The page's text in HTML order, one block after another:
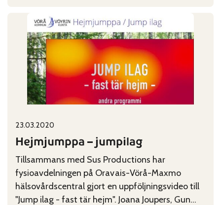
nätet!
Published on:
23.03.2020
Hejmjumppa – jumpilag
Tillsammans med Sus Productions har
fysioavdelningen på Oravais-Vörå-Maxmo
hälsovårdscentral gjort en uppföljningsvideo till
"Jump ilag - fast tär hejm". Joana Joupers, Gun
Categories: